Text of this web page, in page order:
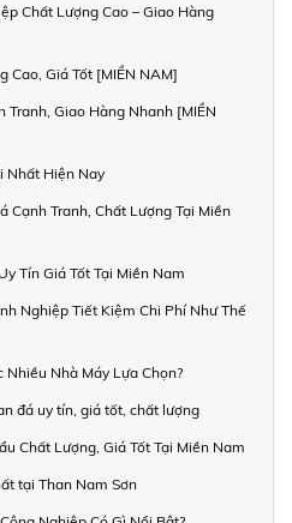
Chất Lượng Cao – Giao Hàng
Cao, Giá Tốt [MIỀN NAM]
Giao Hàng Nhanh [MIỀN
Nhất Hiện Nay
Cạnh Tranh, Chất Lượng Tại Miền
Tín Giá Tốt Tại Miền Nam
Nghiệp Tiết Kiệm Chi Phí Như Thế
Nhà Máy Lựa Chọn?
đá uy tín, giá tốt, chất lượng
Chất Lượng, Giá Tốt Tại Miền Nam
tại Than Nam Sơn